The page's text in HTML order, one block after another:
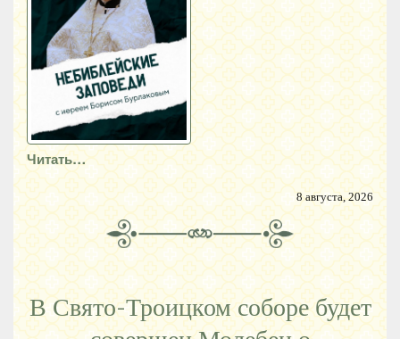
Читать…
8 августа, 2026
В Свято-Троицком соборе будет